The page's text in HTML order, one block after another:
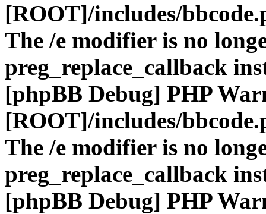
[ROOT]/includes/
The /e modifier is no
preg_replace_callback
[phpBB Debug] PHP
[ROOT]/includes/
The /e modifier is no
preg_replace_callback
[phpBB Debug] PHP